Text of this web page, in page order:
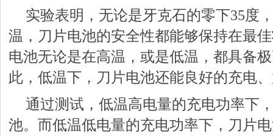
实验表明，无论是牙克石的零下35度
温，刀片电池的安全性都能够保持在最
电池无论是在高温，或是低温，都具备
此，低温下，刀片电池还能良好的充电
通过测试，低温高电量的充电功率下
池。而低温低电量的充电功率下，刀片